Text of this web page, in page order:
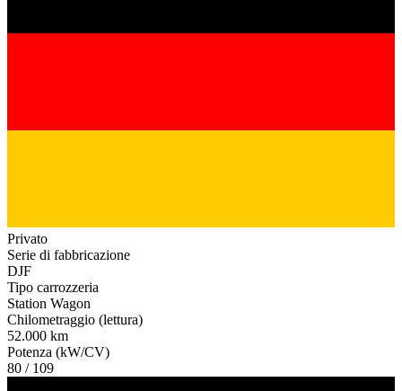
Privato
Serie di fabbricazione
DJF
Tipo carrozzeria
Station Wagon
Chilometraggio (lettura)
52.000 km
Potenza (kW/CV)
80 / 109